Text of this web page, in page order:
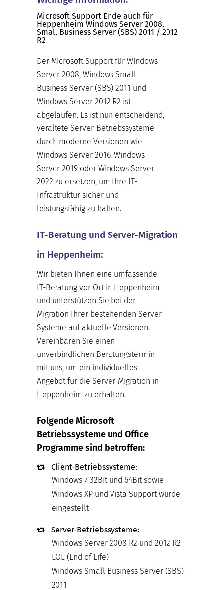
Microsoft Support Ende auch für
Heppenheim Windows Server 2008,
Small Business Server (SBS) 2011 / 2012
R2
Der Microsoft-Support für Windows
Server 2008, Windows Small
Business Server (SBS) 2011 und
Windows Server 2012 R2 ist
abgelaufen. Es ist nun entscheidend,
veraltete Server-Betriebssysteme
durch moderne Versionen wie
Windows Server 2016, Windows
Server 2019 oder Windows Server
2022 zu ersetzen, um Ihre IT-
Infrastruktur sicher und
leistungsfähig zu halten.
IT-Beratung und Server-Migration
in Heppenheim:
Wir bieten Ihnen eine umfassende
IT-Beratung vor Ort in Heppenheim
und unterstützen Sie bei der
Migration Ihrer bestehenden Server-
Systeme auf aktuelle Versionen.
Vereinbaren Sie einen
unverbindlichen Beratungstermin
mit uns, um ein individuelles
Angebot für die Server-Migration in
Heppenheim zu erhalten.
Folgende Microsoft
Betriebssysteme und Office
Programme sind betroffen:
Client-Betriebssysteme:
Windows 7 32Bit und 64Bit sowie
Windows XP und Vista Support wurde
eingestellt
Server-Betriebssysteme:
Windows Server 2008 R2 und 2012 R2
EOL (End of Life)
Windows Small Business Server (SBS)
2011